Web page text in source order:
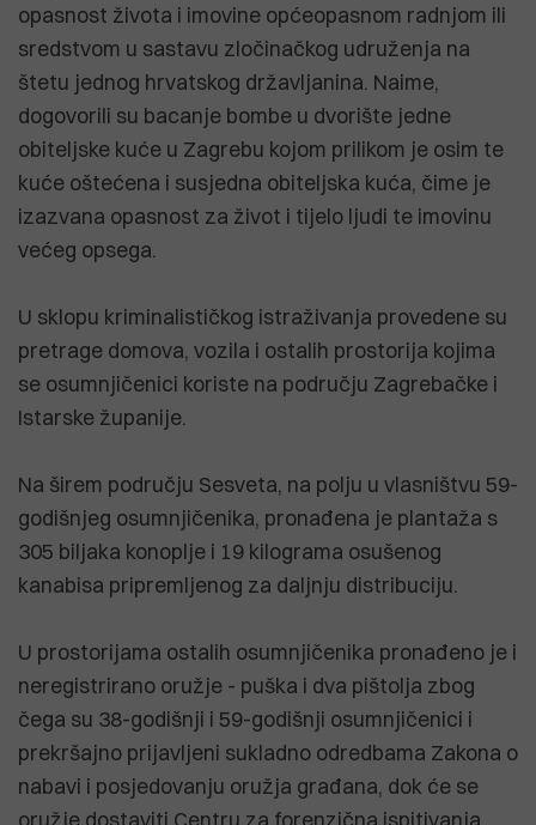
opasnost života i imovine općeopasnom radnjom ili
sredstvom u sastavu zločinačkog udruženja na
štetu jednog hrvatskog državljanina. Naime,
dogovorili su bacanje bombe u dvorište jedne
obiteljske kuće u Zagrebu kojom prilikom je osim te
kuće oštećena i susjedna obiteljska kuća, čime je
izazvana opasnost za život i tijelo ljudi te imovinu
većeg opsega.
U sklopu kriminalističkog istraživanja provedene su
pretrage domova, vozila i ostalih prostorija kojima
se osumnjičenici koriste na području Zagrebačke i
Istarske županije.
Na širem području Sesveta, na polju u vlasništvu 59-
godišnjeg osumnjičenika, pronađena je plantaža s
305 biljaka konoplje i 19 kilograma osušenog
kanabisa pripremljenog za daljnju distribuciju.
U prostorijama ostalih osumnjičenika pronađeno je i
neregistrirano oružje - puška i dva pištolja zbog
čega su 38-godišnji i 59-godišnji osumnjičenici i
prekršajno prijavljeni sukladno odredbama Zakona o
nabavi i posjedovanju oružja građana, dok će se
oružje dostaviti Centru za forenzična ispitivanja,